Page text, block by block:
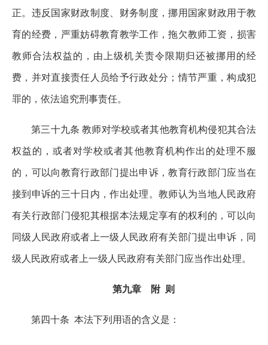
正。违反国家财政制度、财务制度，挪用国家财政用于教
育的经费，严重妨碍教育教学工作，拖欠教师工资，损害
教师合法权益的，由上级机关责令限期归还被挪用的经
费，并对直接责任人员给予行政处分；情节严重，构成犯
罪的，依法追究刑事责任。
第三十九条 教师对学校或者其他教育机构侵犯其合法
权益的，或者对学校或者其他教育机构作出的处理不服
的，可以向教育行政部门提出申诉，教育行政部门应当在
接到申诉的三十日内，作出处理。教师认为当地人民政府
有关行政部门侵犯其根据本法规定享有的权利的，可以向
同级人民政府或者上一级人民政府有关部门提出申诉，同
级人民政府或者上一级人民政府有关部门应当作出处理。
第九章 附 则
第四十条 本法下列用语的含义是：